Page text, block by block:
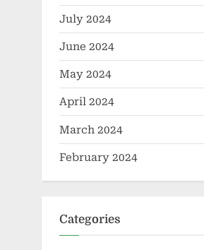
July 2024
June 2024
May 2024
April 2024
March 2024
February 2024
Categories